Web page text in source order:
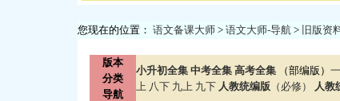
您现在的位置： 语文备课大师 > 语文大师-导航 > 旧版资
版本
分类
导航
小升初全集 中考全集 高考全集 （部编版）
上 八下 九上 九下 人教统编版 （必修） 人教